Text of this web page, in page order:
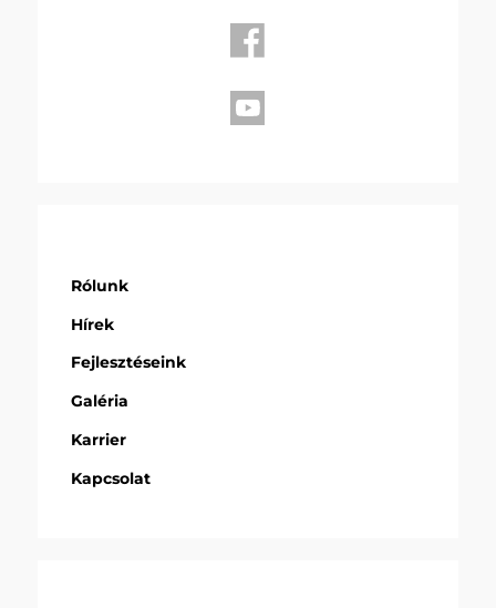
Rólunk
Hírek
Fejlesztéseink
Galéria
Karrier
Kapcsolat